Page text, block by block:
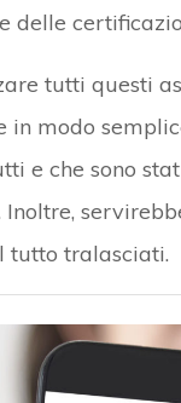
delle
tutti questi
in modo
e che sono
tutto tralasciati.